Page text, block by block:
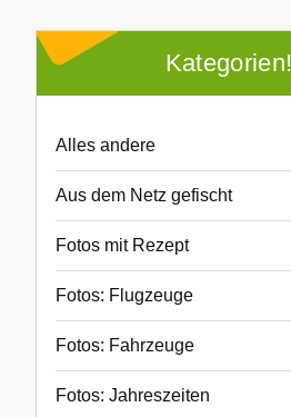
Kategorien!
Alles andere
Aus dem Netz gefischt
Fotos mit Rezept
Fotos: Flugzeuge
Fotos: Fahrzeuge
Fotos: Jahreszeiten